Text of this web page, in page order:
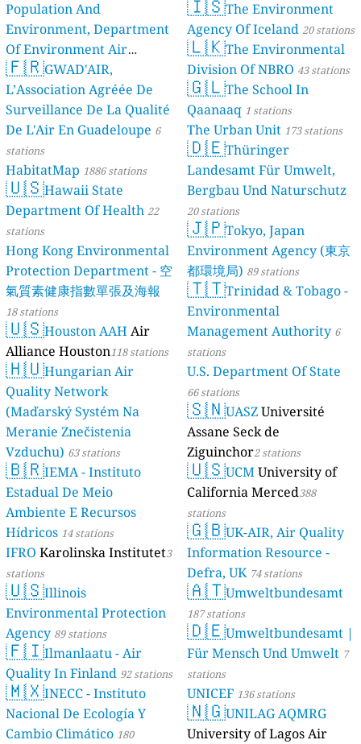
Population And
Environment, Department
Of Environment Air
Quality Monitoring
stations
🇫🇷GWAD'AIR,
L’Association Agréée De
Surveillance De La Qualité
De L'Air En Guadeloupe 6
stations
HabitatMap 1886 stations
🇺🇸Hawaii State
Department Of Health 22
stations
Hong Kong Environmental
Protection Department - 空
氣質素健康指數單張及海報
18 stations
🇺🇸Houston AAH Air
Alliance Houston118 stations
🇭🇺Hungarian Air
Quality Network
(Maďarský Systém Na
Meranie Znečistenia
Vzduchu) 63 stations
🇧🇷IEMA - Instituto
Estadual De Meio
Ambiente E Recursos
Hídricos 14 stations
IFRO Karolinska Institutet3
stations
🇺🇸Illinois
Environmental Protection
Agency 89 stations
🇫🇮Ilmanlaatu - Air
Quality In Finland 92 stations
🇲🇽INECC - Instituto
Nacional De Ecología Y
Cambio Climático 180
🇮🇸The Environment
Agency Of Iceland 20 stations
🇱🇰The Environmental
Division Of NBRO 43 stations
🇬🇱The School In
Qaanaaq 1 stations
The Urban Unit 173 stations
🇩🇪Thüringer
Landesamt Für Umwelt,
Bergbau Und Naturschutz
20 stations
🇯🇵Tokyo, Japan
Environment Agency (東京
都環境局) 89 stations
🇹🇹Trinidad & Tobago -
Environmental
Management Authority 6
stations
U.S. Department Of State
66 stations
🇸🇳UASZUniversité
Assane Seck de
Ziguinchor2 stations
🇺🇸UCMUniversity of
California Merced388
stations
🇬🇧UK-AIR, Air Quality
Information Resource -
Defra, UK 74 stations
🇦🇹Umweltbundesamt
187 stations
🇩🇪Umweltbundesamt |
Für Mensch Und Umwelt 7
stations
UNICEF 136 stations
🇳🇬UNILAG AQMRG
University of Lagos Air